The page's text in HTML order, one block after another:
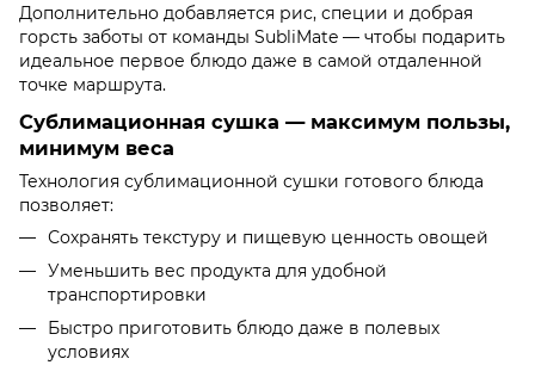
Дополнительно добавляется рис, специи и добрая
горсть заботы от команды SubliMate — чтобы подарить
идеальное первое блюдо даже в самой отдаленной
точке маршрута.
Сублимационная сушка — максимум пользы,
минимум веса
Технология сублимационной сушки готового блюда
позволяет:
Сохранять текстуру и пищевую ценность овощей
Уменьшить вес продукта для удобной
транспортировки
Быстро приготовить блюдо даже в полевых
условиях